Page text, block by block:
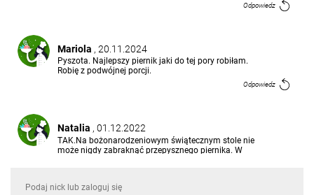
Odpowiedz
Mariola , 20.11.2024
Pyszota. Najlepszy piernik jaki do tej pory robiłam.
Robię z podwójnej porcji.
Odpowiedz
Natalia , 01.12.2022
TAK.Na bożonarodzeniowym świątecznym stole nie
może nigdy zabraknąć przepysznego piernika. W
Dodajemy dwie łyżki czarnej, mielonej kawy na etapie